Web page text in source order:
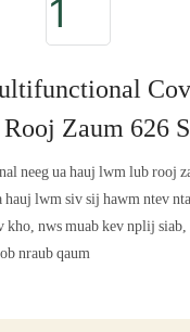
Zaum 626
neeg ua hauj lwm lub rooj
hauj lwm siv sij hawm ntev
kho, nws muab kev nplij siab,
nraub qaum